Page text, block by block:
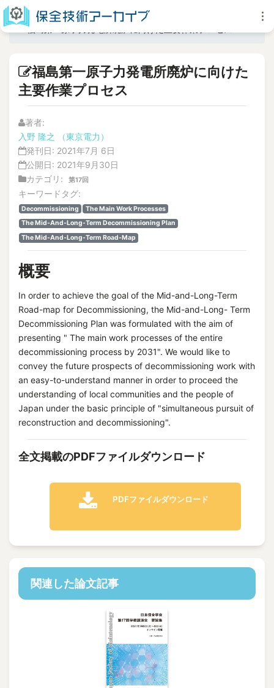
福島第一原子力発電所廃炉に向けた主要作業プロセス
福島第一原子力発電所廃炉に向けた
主要作業プロセス
著者:
入野 隆之
（東京電力）
発刊日: 2021年7月 6日
公開日: 2021年9月30日
カテゴリ:
第17回
キーワードタグ:
Decommissioning
The Main Work Processes
The Mid-And-Long-Term Decommissioning Plan
The Mid-And-Long-Term Road-Map
概要
In order to achieve the goal of the Mid-and-Long-Term
Road-map for Decommissioning, the Mid-and-Long- Term
Decommissioning Plan was formulated with the aim of
presenting " The main work processes of the entire
decommissioning process by 2031". We would like to
convey the future prospects of decommissioning work with
an easy-to-understand manner in order to proceed the
understanding of local communities and the people of
Japan under the basic principle of "simultaneous pursuit of
reconstruction and decommissioning".
全文掲載のPDFファイルダウンロード
PDFファイルダウンロード
関連した論文記事